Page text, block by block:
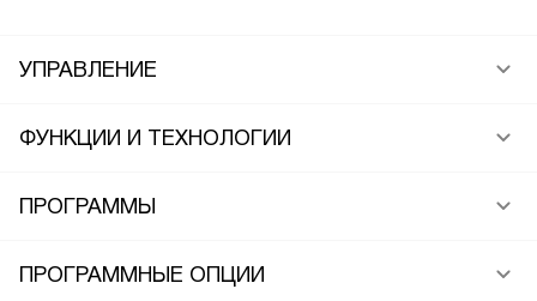
УПРАВЛЕНИЕ
ФУНКЦИИ И ТЕХНОЛОГИИ
ПРОГРАММЫ
ПРОГРАММНЫЕ ОПЦИИ